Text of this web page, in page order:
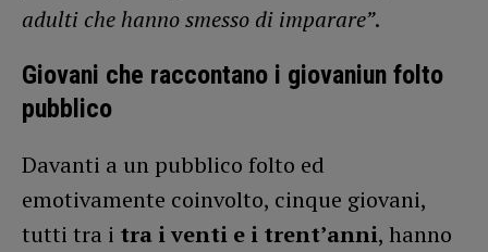
adulti che hanno smesso di imparare”.
Giovani che raccontano i giovaniun folto
pubblico
Davanti a un pubblico folto ed
emotivamente coinvolto, cinque giovani,
tutti tra i tra i venti e i trent’anni, hanno